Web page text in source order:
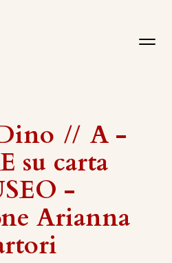
// A -
su carta
-
Arianna